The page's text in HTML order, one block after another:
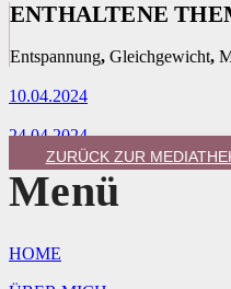
ENTHALTENE
Entspannung, Gleichgewicht,
10.04.2024
24.04.2024
ZURÜCK ZUR
Menü
HOME